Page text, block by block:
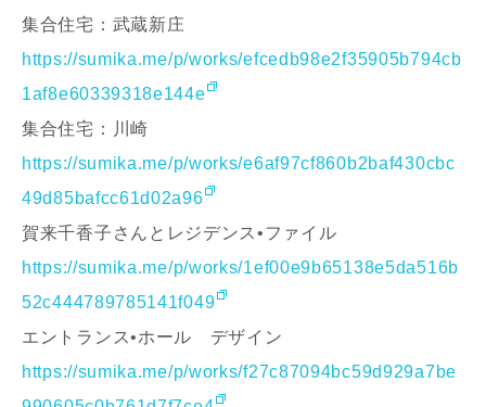
集合住宅：武蔵新庄
https://sumika.me/p/works/efcedb98e2f35905b794cb
1af8e60339318e144e
集合住宅：川崎
https://sumika.me/p/works/e6af97cf860b2baf430cbc
49d85bafcc61d02a96
賀来千香子さんとレジデンス•ファイル
https://sumika.me/p/works/1ef00e9b65138e5da516b
52c444789785141f049
エントランス•ホール デザイン
https://sumika.me/p/works/f27c87094bc59d929a7be